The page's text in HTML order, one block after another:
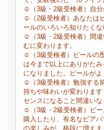
☺（3級・2級受検者）自
☺（2級受検者）あなたは
ールのいろいろ知りたく
☺（3級・2級受検者）間
むに変わります。
☺（3級受検者）ビールの
は今まで以上にありがた
になりました。ビールが
☺（3級受検者）勉強する
持ちや味わいが変わりま
センスになること間違いな
☺（3級・2級受検者）ビ
購入したり、有名なビア
の楽しみが、格段に増えま